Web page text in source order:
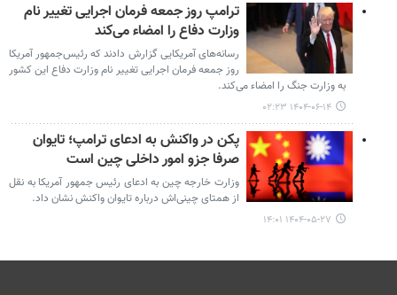
ترامپ روز جمعه فرمان اجرایی تغییر نام
وزارت دفاع را امضاء می‌کند
رسانه‌های آمریکایی گزارش دادند که رئیس‌جمهور آمریکا
روز جمعه فرمان اجرایی تغییر نام وزارت دفاع این کشور
به وزارت جنگ را امضاء می‌کند.
۱۴۰۴-۰۶-۱۴ ۰۲:۲۳
پکن در واکنش به ادعای ترامپ؛ تایوان
صرفا جزو امور داخلی چین است
وزارت خارجه چین به ادعای رئیس جمهور آمریکا به نقل
از همتای چینی‌اش درباره تایوان واکنش نشان داد.
۱۴۰۴-۰۵-۲۷ ۱۴:۰۱